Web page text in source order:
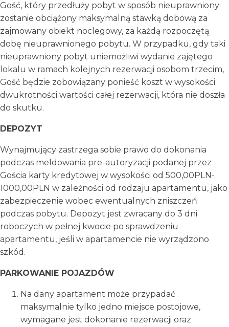
Gość, który przedłuży pobyt w sposób nieuprawniony
zostanie obciążony maksymalną stawką dobową za
zajmowany obiekt noclegowy, za każdą rozpoczętą
dobę nieuprawnionego pobytu. W przypadku, gdy taki
nieuprawniony pobyt uniemożliwi wydanie zajętego
lokalu w ramach kolejnych rezerwacji osobom trzecim,
Gość będzie zobowiązany ponieść koszt w wysokości
dwukrotności wartości całej rezerwacji, która nie doszła
do skutku.
DEPOZYT
Wynajmujący zastrzega sobie prawo do dokonania
podczas meldowania pre-autoryzacji podanej przez
Gościa karty kredytowej w wysokości od 500,00PLN-
1000,00PLN w zależności od rodzaju apartamentu, jako
zabezpieczenie wobec ewentualnych zniszczeń
podczas pobytu. Depozyt jest zwracany do 3 dni
roboczych w pełnej kwocie po sprawdzeniu
apartamentu, jeśli w apartamencie nie wyrządzono
szkód.
PARKOWANIE POJAZDÓW
Na dany apartament może przypadać
maksymalnie tylko jedno miejsce postojowe,
wymagane jest dokonanie rezerwacji oraz